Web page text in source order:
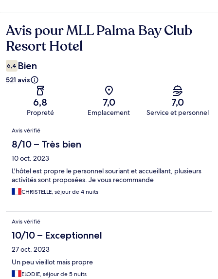
Avis
Avis pour MLL Palma Bay Club
Resort Hotel
6,4 Bien
521 avis
6,8
Propreté
7,0
Emplacement
7,0
Service et personnel
Avis
Avis vérifié
8/10 – Très bien
10 oct. 2023
L'hôtel est propre le personnel souriant et accueillant, plusieurs
activités sont proposées. Je vous recommande
CHRISTELLE, séjour de 4 nuits
Avis vérifié
10/10 – Exceptionnel
27 oct. 2023
Un peu vieillot mais propre
ELODIE, séjour de 5 nuits